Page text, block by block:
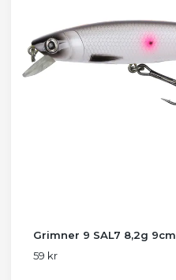
Grimner 9 SAL7 8,2g 9cm
59 kr